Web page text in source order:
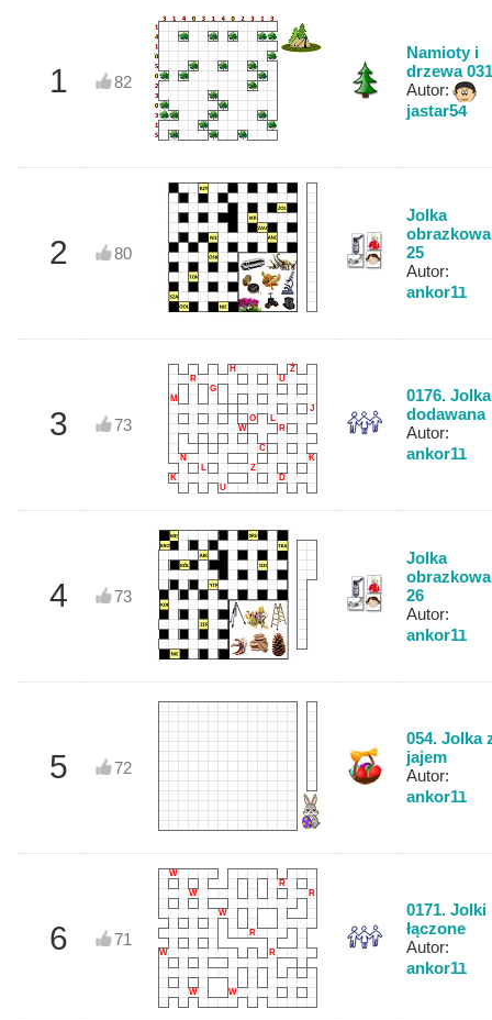
1 82
Namioty i
drzewa 031
Autor:
jastar54
2 80
Jolka
obrazkowa
25
Autor:
ankor11
3 73
H
Ż
R
U
G
M
J
O
L
W
R
C
N
K
L
Z
K
D
U
0176. Jolka
dodawana
Autor:
ankor11
4 73
Jolka
obrazkowa
26
Autor:
ankor11
5 72
054. Jolka
jajem
Autor:
ankor11
6 71
W
R
W
R
W
R
W
R
W W
0171. Jolki
łączone
Autor:
ankor11